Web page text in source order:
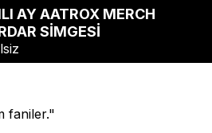
AY AATROX MERCH
SİMGESİ
faniler."